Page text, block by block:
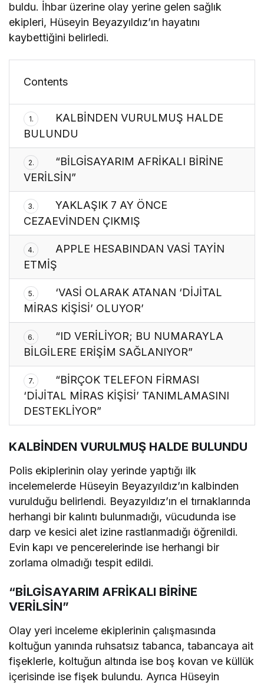
buldu. İhbar üzerine olay yerine gelen sağlık
ekipleri, Hüseyin Beyazyıldız’ın hayatını
kaybettiğini belirledi.
Contents
1.
KALBİNDEN VURULMUŞ HALDE
BULUNDU
2.
“BİLGİSAYARIM AFRİKALI BİRİNE
VERİLSİN”
3.
YAKLAŞIK 7 AY ÖNCE
CEZAEVİNDEN ÇIKMIŞ
4.
APPLE HESABINDAN VASİ TAYİN
ETMİŞ
5.
‘VASİ OLARAK ATANAN ‘DİJİTAL
MİRAS KİŞİSİ’ OLUYOR’
6.
“ID VERİLİYOR; BU NUMARAYLA
BİLGİLERE ERİŞİM SAĞLANIYOR”
7.
“BİRÇOK TELEFON FİRMASI
‘DİJİTAL MİRAS KİŞİSİ’ TANIMLAMASINI
DESTEKLİYOR”
KALBİNDEN VURULMUŞ HALDE BULUNDU
Polis ekiplerinin olay yerinde yaptığı ilk
incelemelerde Hüseyin Beyazyıldız’ın kalbinden
vurulduğu belirlendi. Beyazyıldız’ın el tırnaklarında
herhangi bir kalıntı bulunmadığı, vücudunda ise
darp ve kesici alet izine rastlanmadığı öğrenildi.
Evin kapı ve pencerelerinde ise herhangi bir
zorlama olmadığı tespit edildi.
“BİLGİSAYARIM AFRİKALI BİRİNE
VERİLSİN”
Olay yeri inceleme ekiplerinin çalışmasında
koltuğun yanında ruhsatsız tabanca, tabancaya ait
fişeklerle, koltuğun altında ise boş kovan ve küllük
içerisinde ise fişek bulundu. Ayrıca Hüseyin